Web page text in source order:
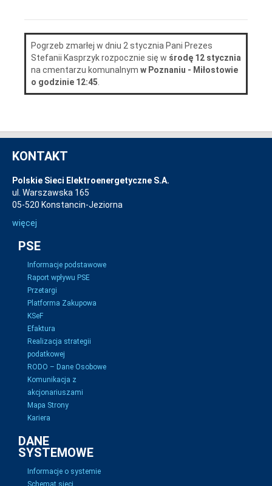
Pogrzeb zmarłej w dniu 2 stycznia Pani Prezes
Stefanii Kasprzyk rozpocznie się w środę 12 stycznia
na cmentarzu komunalnym w Poznaniu - Miłostowie
o godzinie 12:45
KONTAKT
Polskie Sieci Elektroenergetyczne S.A.
ul. Warszawska 165
05-520 Konstancin-Jeziorna
więcej
PSE
Informacje podstawowe
Raport wpływu PSE
Przetargi
Platforma Zakupowa
KSeF
Efaktura
Realizacja strategii
podatkowej
RODO – Dane Osobowe
Komunikacja z
akcjonariuszami
Mapa Strony
Kariera
DANE
SYSTEMOWE
Informacje o systemie
Schemat sieci